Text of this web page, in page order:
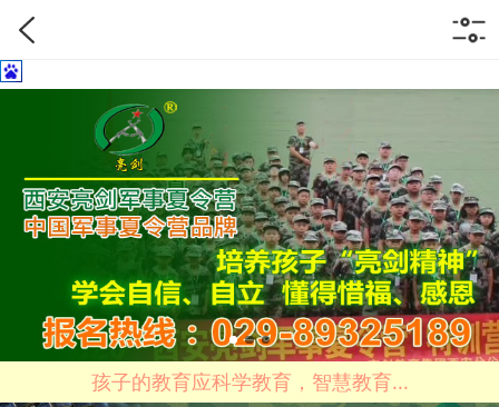
孩子的教育应科学教育，智慧教育...